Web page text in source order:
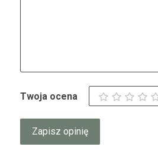
Twoja ocena